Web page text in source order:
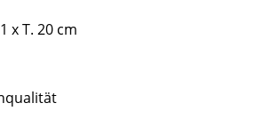
x T. 20 cm